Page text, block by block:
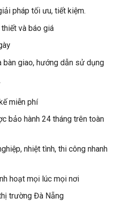
pháp tối ưu, tiết kiệm.
và báo giá
bàn giao, hướng dẫn sử dụng
miễn phí
bảo hành 24 tháng trên toàn
nhiệt tình, thi công nhanh
hoạt mọi lúc mọi nơi
trường Đà Nẵng